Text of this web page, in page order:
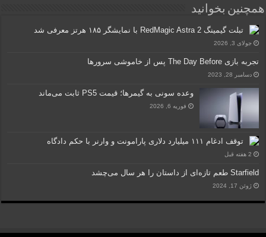
همچنین بخوانید
تبلت گیمینگ RedMagic Astra 2 با نمایشگر ۱۸۵ هرتز معرفی شد
جولای 3, 2026
تجربه بازی The Day Before پس از خاموشی سرورها
دسامبر 28, 2023
وعده سونی به گیمرها؛ قیمت PS5 ثابت می‌ماند
فوریه 6, 2026
توقف ادغام ۱۱۱ میلیارد دلاری پارامونت و وارنر با حکم دادگاه
2 هفته قبل
Starfield طعم تازه‌ای از داستان را هر سال می‌چشد
ژوئن 17, 2024